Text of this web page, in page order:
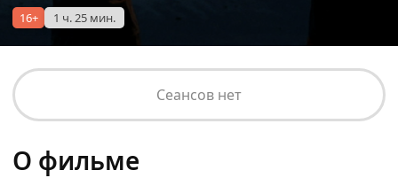
16+ 1 ч. 25 мин.
Сеансов нет
О фильме